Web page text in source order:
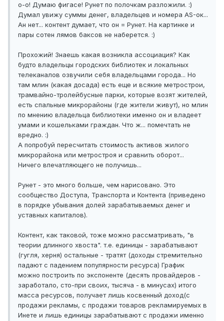
о-о! Думаю фигасе! Рунет по полочкам разложили. :)
Думал увижу суммы денег, владельцев и номера AS-ок...
Ан нет... контент думает, что он = Рунет. На картинке и
пары сотен лямов баксов не наберется. :)
Прохожий! Знаешь какая возникла ассоциация? Как
будто владельцы городских библиотек и локальных
телеканалов озвучили себя владельцами города... Но
там млин (какая досада) есть еще и всякие метрострои,
трамвайно-тролейбусные парки, которые возят жителей,
есть спальные микрорайоны (где жители живут), но млин
по мнению владельца библиотеки именно он и владеет
умами и кошельками граждан. Что ж... помечтать не
вредно. :)
А попробуй пересчитать стоимость активов жилого
микрорайона или метростроя и сравнить оборот...
Ничего впечатляющего не получишь...
Рунет - это много больше, чем нарисовано. Это
сообщество Доступа, Транспорта и Контента (приведено
в порядке убывания долей зарабатываемых денег и
уставных капиталов).
Контент, как таковой, тоже можно рассматривать, "в
теории длинного хвоста". т.е. единицы - зарабатывают
(гугля, херня) остальные - тратят (доходы стремительно
падают с падением популярности ресурса) График
можно построить по экспоненте (десять провайдеров -
заработало, сто-при своих, тысяча - в минусах) итого
масса ресурсов, получает лишь косвенный доход(с
продажи рекламы, с продажи товаров рекламируемых в
Инете и лишь единицы зарабатывают с продажи именно